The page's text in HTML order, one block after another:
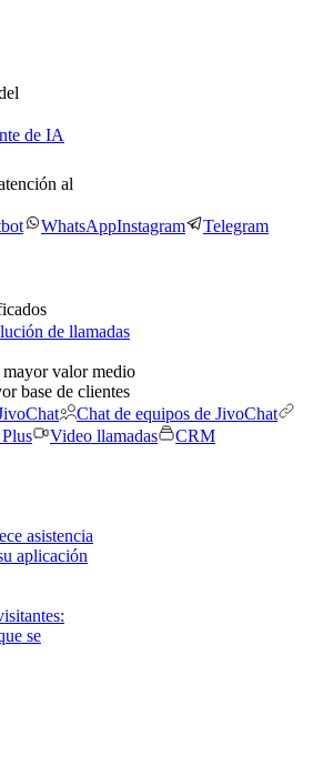
de IA
al
WhatsAppInstagram Telegram
de llamadas
mayor valor medio
base de clientes
Chat de equipos de JivoChat
Video llamadas
CRM
asistencia
aplicación
se